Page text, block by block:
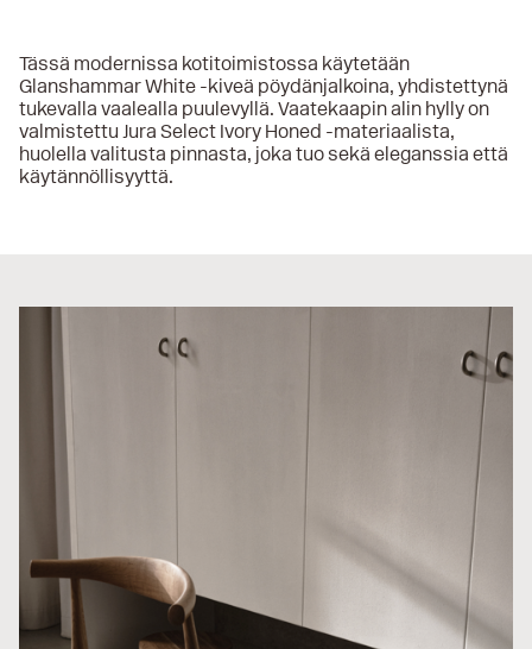
Tässä modernissa kotitoimistossa käytetään
Glanshammar White -kiveä pöydänjalkoina, yhdistettynä
tukevalla vaalealla puulevyllä. Vaatekaapin alin hylly on
valmistettu Jura Select Ivory Honed -materiaalista,
huolella valitusta pinnasta, joka tuo sekä eleganssia että
käytännöllisyyttä.